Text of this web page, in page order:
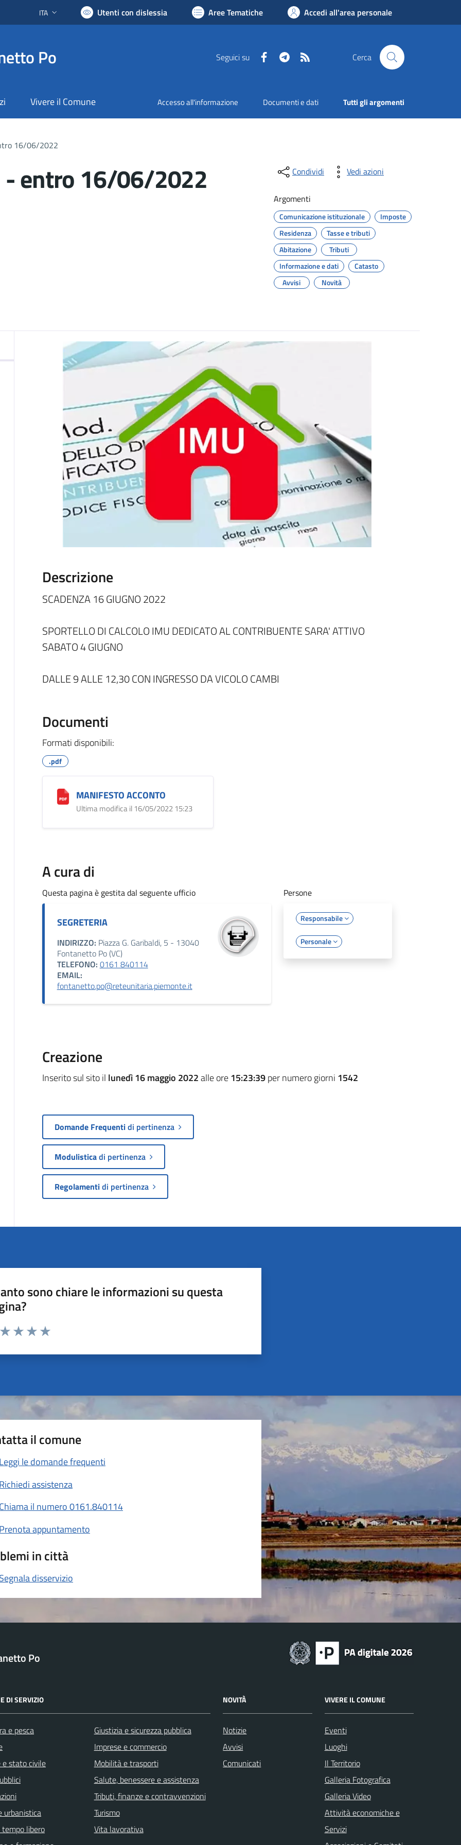
Lingua attiva:
ITA Utenti con dislessia Aree Tematiche Accedi all'area personale
Po Seguici su FacebookTelegram Cerca
Vivere il Comune Accesso all'informazione Documenti e dati Tutti gli argomenti
16/06/2022
- entro 16/06/2022 Condividi Vedi azioni
Argomenti
Comunicazione istituzionale
Imposte
Residenza
Tasse e tributi
Abitazione
Tributi
Informazione e dati
Catasto
Avvisi
Novità
Descrizione
SCADENZA 16 GIUGNO 2022
SPORTELLO DI CALCOLO IMU DEDICATO AL CONTRIBUENTE SARA' ATTIVO
SABATO 4 GIUGNO
DALLE 9 ALLE 12,30 CON INGRESSO DA VICOLO CAMBI
Documenti
Formati disponibili:
.pdf
MANIFESTO ACCONTO
Ultima modifica il 16/05/2022 15:23
A cura di
Questa pagina è gestita dal seguente ufficio
SEGRETERIA
INDIRIZZO: Piazza G. Garibaldi, 5 - 13040
Fontanetto Po (VC)
TELEFONO: 0161 840114
EMAIL:
fontanetto.po@reteunitaria.piemonte.it
Persone
Responsabile
Personale
Creazione
Inserito sul sito il lunedì 16 maggio 2022alle ore15:23:39per numero giorni 1542
Domande Frequentidi pertinenza
Modulisticadi pertinenza
Regolamentidi pertinenza
sono chiare le informazioni su questa
da 1 a 5 stelle la pagina
il comune
Leggi le domande frequenti
Richiedi assistenza
Chiama il numero 0161.840114
Prenota appuntamento
in città
Segnala disservizio
Po
DI SERVIZIO
e pesca
e stato civile
urbanistica
libero
Giustizia e sicurezza pubblica
Imprese e commercio
Mobilità e trasporti
Salute, benessere e assistenza
Tributi, finanze e contravvenzioni
Turismo
Vita lavorativa
NOVITÀ
Notizie
Avvisi
Comunicati
VIVERE IL COMUNE
Eventi
Luoghi
Il Territorio
Galleria Fotografica
Galleria Video
Attività economiche e
Servizi